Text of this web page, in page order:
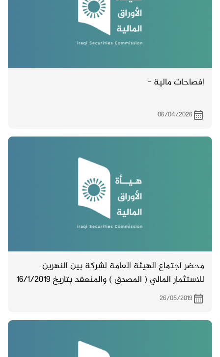
افصاحات مالية -
06/04/2026
محضر اجتماع الهيئة العامة لشركة بين النهرين
للاستثمار المالي ( المصدق ) والمنعقد بتاريخ 16/1/2019
.
26/05/2019